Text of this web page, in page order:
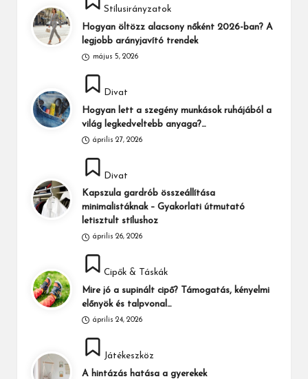
Stílusirányzatok
Hogyan öltözz alacsony nőként 2026-ban? A
legjobb arányjavító trendek
május 5, 2026
Divat
Hogyan lett a szegény munkások ruhájából a
világ legkedveltebb anyaga?…
április 27, 2026
Posted
in
Divat
Kapszula gardrób összeállítása
minimalistáknak – Gyakorlati útmutató
letisztult stílushoz
április 26, 2026
Cipők & Táskák
Mire jó a supinált cipő? Támogatás, kényelmi
előnyök és talpvonal…
április 24, 2026
Posted
in
Játékeszköz
A hintázás hatása a gyerekek